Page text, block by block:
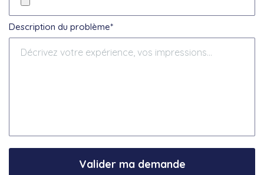
Description du problème*
Valider ma demande